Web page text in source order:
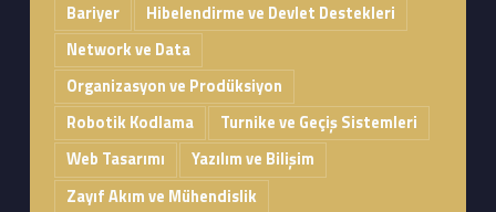
Bariyer
Hibelendirme ve Devlet Destekleri
Network ve Data
Organizasyon ve Prodüksiyon
Robotik Kodlama
Turnike ve Geçiş Sistemleri
Web Tasarımı
Yazılım ve Bilişim
Zayıf Akım ve Mühendislik